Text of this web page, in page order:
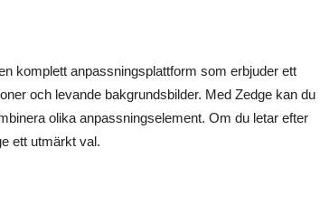
komplett anpassningsplattform som erbjuder ett
och levande bakgrundsbilder. Med Zedge kan du
olika anpassningselement. Om du letar efter
ett utmärkt val.